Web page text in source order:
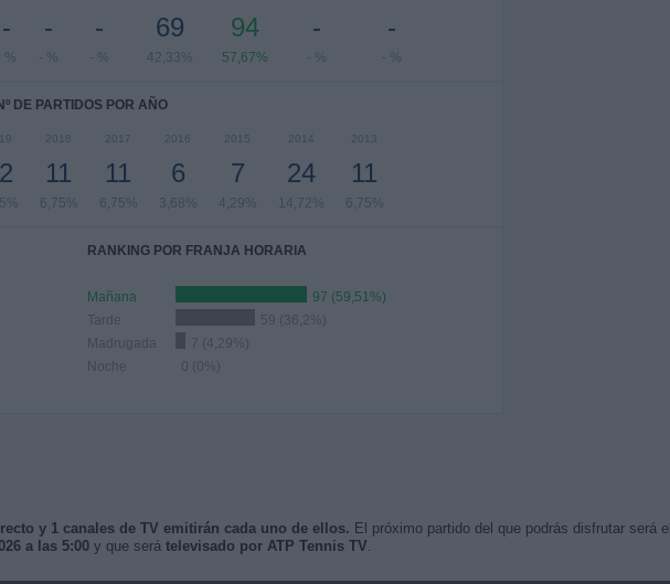
-
%
-
- %
-
- %
69
42,33%
94
57,67%
-
- %
-
- %
DE PARTIDOS POR AÑO
2018
11
6,75%
2017
11
6,75%
2016
6
3,68%
2015
7
4,29%
2014
24
14,72%
2013
11
6,75%
RANKING POR FRANJA HORARIA
Mañana
97 (59,51%)
Tarde
59 (36,2%)
Madrugada
7 (4,29%)
Noche
0 (0%)
y 1 canales de TV emitirán cada uno de ellos. El próximo partido del que podrás disfrutar será el
a las 5:00y que será televisado por ATP Tennis TV.